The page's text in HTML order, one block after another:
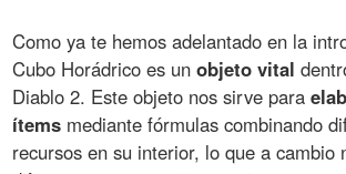
Como ya te hemos adelantado en la
Cubo Horádrico es unobjeto vital
Diablo 2. Este objeto nos sirve para
ítems mediante fórmulas combinando
recursos en su interior, lo que a cambio